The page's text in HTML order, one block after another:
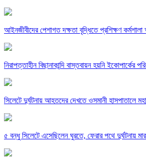
আইনজীবীদের পেশাগত দক্ষতা বৃদ্ধিতে প্রশিক্ষণ
নিরাপত্তাহীন বিছানাকান্দি বাস্তবায়ন হয়নি ইকোপার্কের
সিলেটে দুর্ঘটনায় আহতদের দেখতে ওসমানী হাসপাতালে
৫ বন্ধু সিলেটে এসেছিলেন ঘুরতে, ফেরার পথে দুর্ঘটনায়